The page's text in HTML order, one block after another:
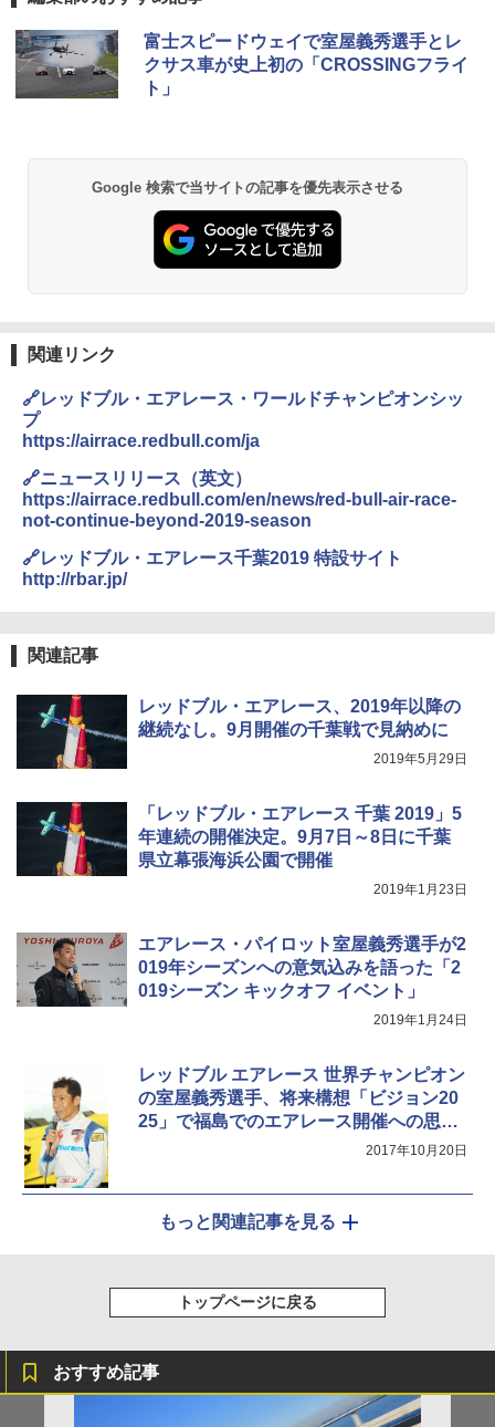
富士スピードウェイで室屋義秀選手とレ
クサス車が史上初の「CROSSINGフライ
ト」
Google 検索で当サイトの記事を優先表示させる
関連リンク
🔗レッドブル・エアレース・ワールドチャンピオンシッ
プ
https://airrace.redbull.com/ja
🔗ニュースリリース（英文）
https://airrace.redbull.com/en/news/red-bull-air-race-
not-continue-beyond-2019-season
🔗レッドブル・エアレース千葉2019 特設サイト
http://rbar.jp/
関連記事
レッドブル・エアレース、2019年以降の
継続なし。9月開催の千葉戦で見納めに
2019年5月29日
「レッドブル・エアレース 千葉 2019」5
年連続の開催決定。9月7日～8日に千葉
県立幕張海浜公園で開催
2019年1月23日
エアレース・パイロット室屋義秀選手が2
019年シーズンへの意気込みを語った「2
019シーズン キックオフ イベント」
2019年1月24日
レッドブル エアレース 世界チャンピオン
の室屋義秀選手、将来構想「ビジョン20
25」で福島でのエアレース開催への思い
2017年10月20日
もっと関連記事を見る
トップページに戻る
おすすめ記事